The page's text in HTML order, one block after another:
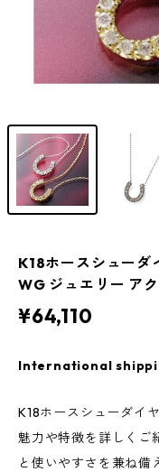
K18ホースシューダ
WG ジュエリー ア
¥64,110
International
K18ホースシューダイ
魅力や特徴を詳しくご
と使いやすさを兼ね備